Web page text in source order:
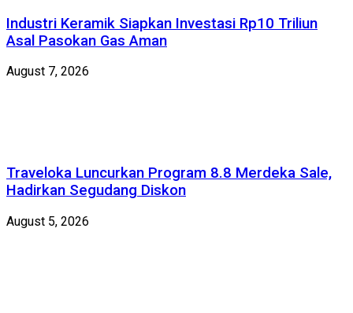
Industri Keramik Siapkan Investasi Rp10 Triliun
Asal Pasokan Gas Aman
August 7, 2026
Traveloka Luncurkan Program 8.8 Merdeka Sale,
Hadirkan Segudang Diskon
August 5, 2026